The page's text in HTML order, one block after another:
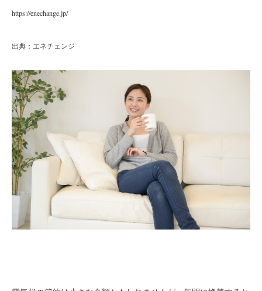
https://enechange.jp/
出典：エネチェンジ